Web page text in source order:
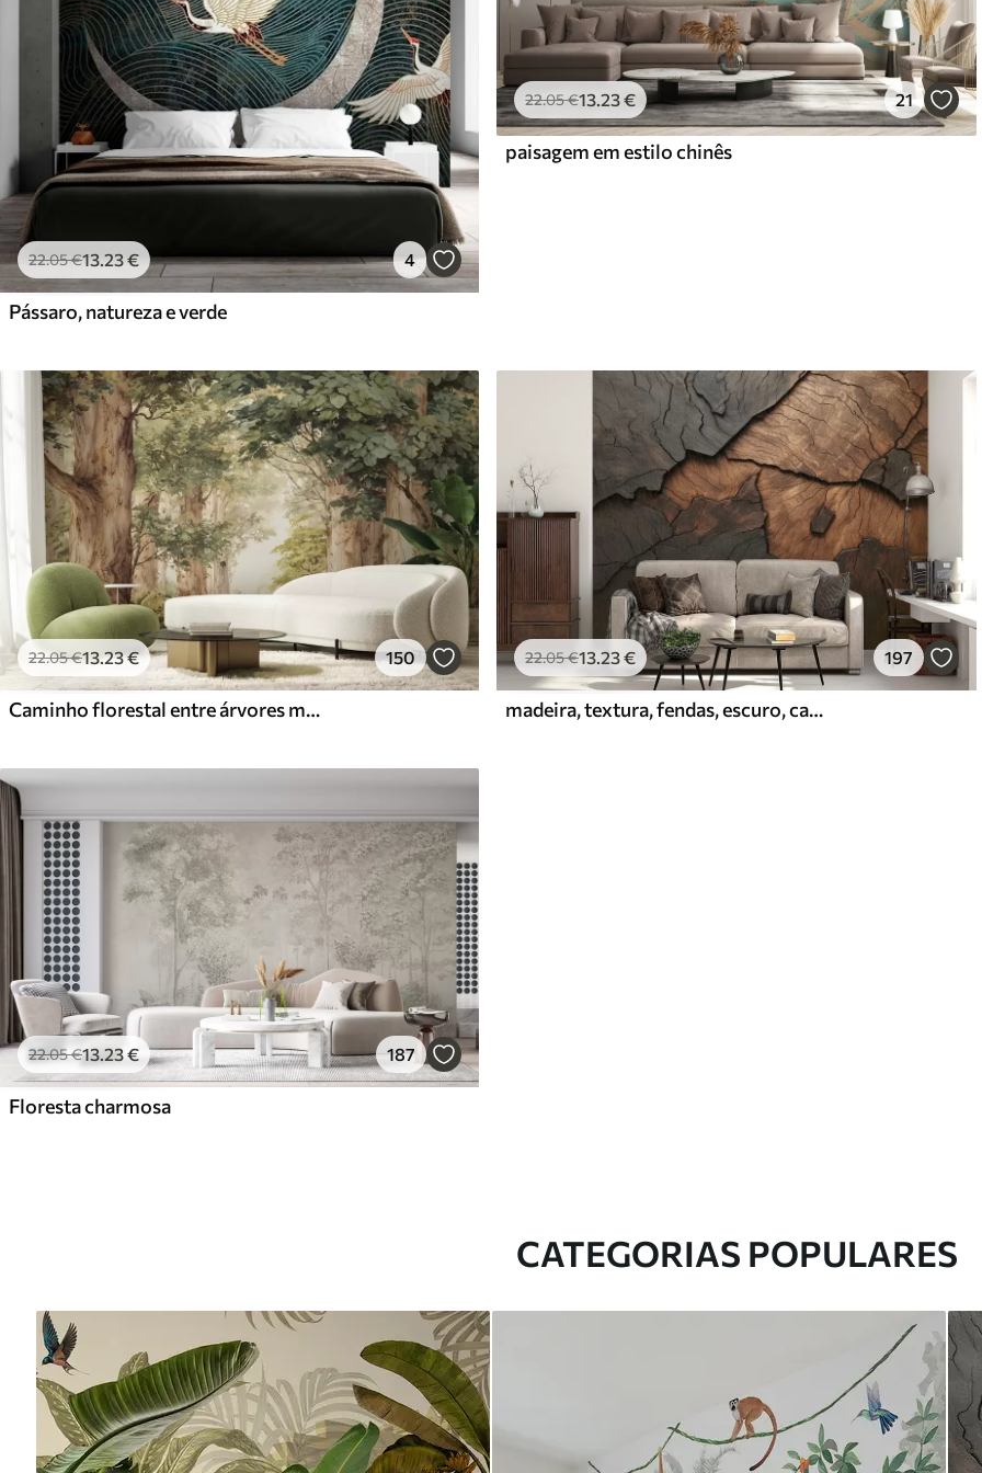
22.05€13.23€ 4
Pássaro, natureza e verde
22.05€13.23€ 21
paisagem em estilo chinês
22.05€13.23€ 150
Caminho florestal entre árvores majestosas em estilo aquarela
22.05€13.23€ 197
madeira, textura, fendas, escuro, casca, superfície
22.05€13.23€ 187
Floresta charmosa
CATEGORIAS POPULARES